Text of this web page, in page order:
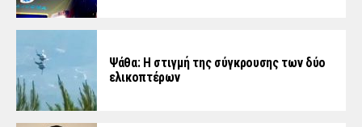
Ψάθα: Η στιγμή της σύγκρουσης των δύο
ελικοπτέρων